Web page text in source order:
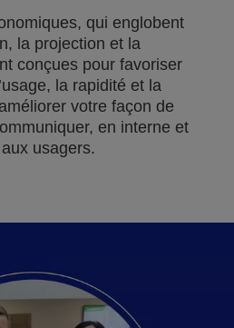
qui englobent
la projection et la
conçues pour favoriser
la rapidité et la
votre façon de
en interne et
usagers.